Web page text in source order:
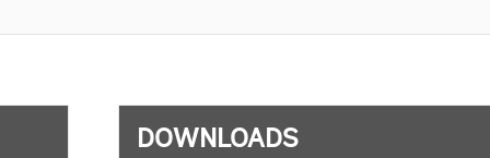
DOWNLOADS